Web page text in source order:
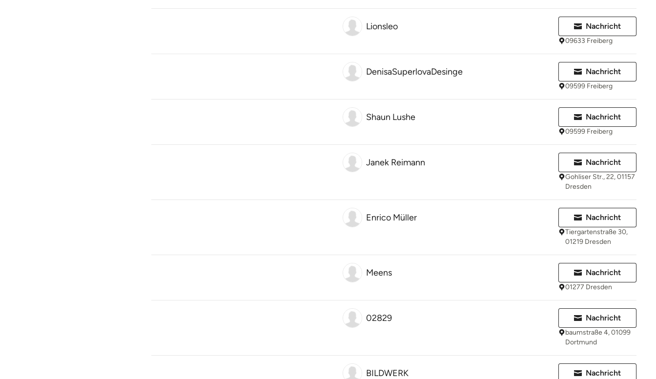
Lionsleo Nachricht
09633 Freiberg
DenisaSuperlovaDesinge Nachricht
09599 Freiberg
Shaun Lushe Nachricht
09599 Freiberg
Janek Reimann Nachricht
Gohliser Str., 22, 01157
Dresden
Enrico Müller Nachricht
Tiergartenstraße 30,
01219 Dresden
Meens Nachricht
01277 Dresden
02829 Nachricht
baumstraße 4, 01099
Dortmund
BILDWERK Nachricht